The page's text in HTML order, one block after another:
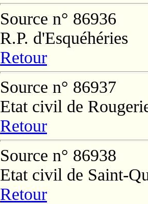
Source n° 86936
R.P. d'Esquéhéries
Retour
Source n° 86937
Etat civil de
Retour
Source n° 86938
Etat civil de Saint-
Retour